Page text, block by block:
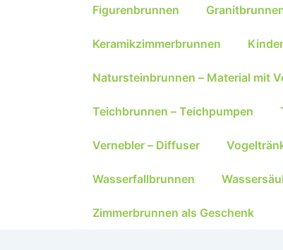
Figurenbrunnen
Keramikzimmerbrunnen
Natursteinbrunnen – Material mit
Teichbrunnen – Teichpumpen
Vernebler – Diffuser
Wasserfallbrunnen
Zimmerbrunnen als Geschenk